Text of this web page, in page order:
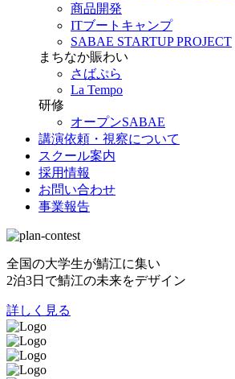
商品開発
ITブートキャンプ
SABAE STARTUP PROJECT
まちなか賑わい
さばぷら
La Tempo
研修
オープンSABAE
講演依頼・視察について
スクール案内
採用情報
お問い合わせ
事業報告
全国の大学生が鯖江に集い
2泊3日で鯖江の未来をデザイン
詳しく見る